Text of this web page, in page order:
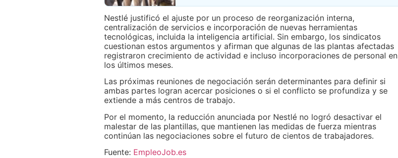
Nestlé justificó el ajuste por un proceso de reorganización interna,
centralización de servicios e incorporación de nuevas herramientas
tecnológicas, incluida la inteligencia artificial. Sin embargo, los sindicatos
cuestionan estos argumentos y afirman que algunas de las plantas afectadas
registraron crecimiento de actividad e incluso incorporaciones de personal en
los últimos meses.
Las próximas reuniones de negociación serán determinantes para definir si
ambas partes logran acercar posiciones o si el conflicto se profundiza y se
extiende a más centros de trabajo.
Por el momento, la reducción anunciada por Nestlé no logró desactivar el
malestar de las plantillas, que mantienen las medidas de fuerza mientras
continúan las negociaciones sobre el futuro de cientos de trabajadores.
Fuente: EmpleoJob.es